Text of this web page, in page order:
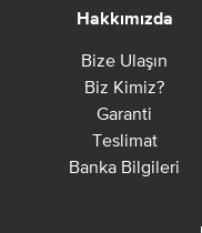
Hakkımızda
Bize Ulaşın
Biz Kimiz?
Garanti
Teslimat
Banka Bilgileri